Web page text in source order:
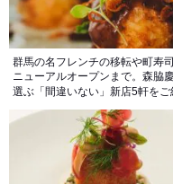
群馬の名フレンチの移転や町寿
ニューアルオープンまで。森脇
選ぶ「間違いない」新店5軒をご